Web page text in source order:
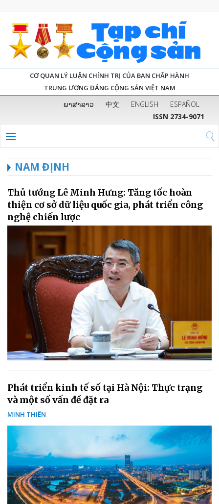
CƠ QUAN LÝ LUẬN CHÍNH TRỊ CỦA BAN CHẤP HÀNH
TRUNG ƯƠNG ĐẢNG CỘNG SẢN VIỆT NAM
ພາສາລາວ 中文 ENGLISH
ESPAÑOL
ISSN 2734-9071
NAM ĐỊNH
Thủ tướng Lê Minh Hưng: Tăng tốc hoàn
thiện cơ sở dữ liệu quốc gia, phát triển công
nghệ chiến lược
Phát triển kinh tế số tại Hà Nội: Thực trạng
và một số vấn đề đặt ra
MINH THIÊN